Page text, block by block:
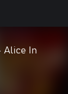
Alice In